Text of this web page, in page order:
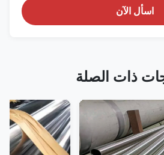
اسأل الآن
ذات الصلة